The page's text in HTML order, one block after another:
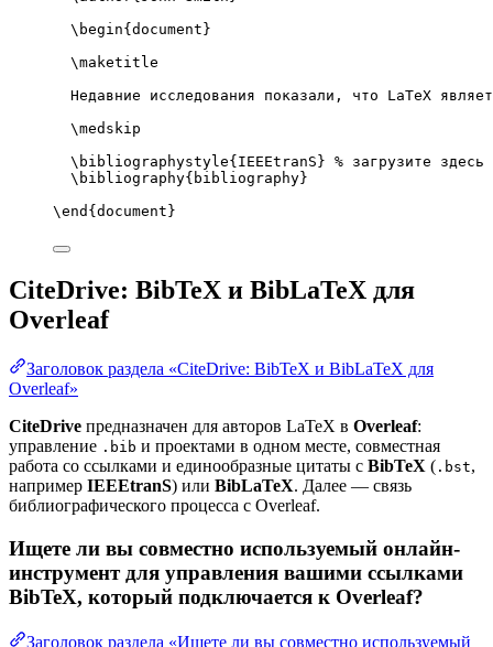
\begin{ document }
\maketitle
Недавние исследования показали, что LaTeX
\medskip
\bibliographystyle{IEEEtranS} % загрузите
\bibliography{bibliography}
\end { document }
CiteDrive: BibTeX и BibLaTeX для
Overleaf
Заголовок раздела «CiteDrive: BibTeX и BibLaTeX для
Overleaf»
CiteDrive предназначен для авторов LaTeX в Overleaf:
управление .bib и проектами в одном месте, совместная
работа со ссылками и единообразные цитаты с BibTeX ( .bst,
например IEEEtranS) или BibLaTeX. Далее — связь
библиографического процесса с Overleaf.
Ищете ли вы совместно используемый онлайн-
инструмент для управления вашими ссылками
BibTeX, который подключается к Overleaf?
Заголовок раздела «Ищете ли вы совместно используемый